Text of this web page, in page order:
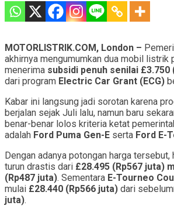
MOTORLISTRIK.COM, London –
akhirnya mengumumkan dua mobil listrik
menerima subsidi penuh senilai
dari program Electric Car Grant (ECG)
Kabar ini langsung jadi sorotan karena
berjalan sejak Juli lalu, namun baru
benar-benar lolos kriteria ketat
adalah Ford Puma Gen-E serta Ford E-
Dengan adanya potongan harga tersebut,
turun drastis dari £28.495 (Rp567 juta)
(Rp487 juta). Sementara E-Tourneo
mulai £28.440 (Rp566 juta) dari
juta).